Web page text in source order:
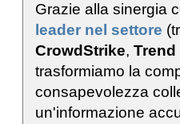
Grazie alla sinergia
leader nel settore
CrowdStrike, Trend
trasformiamo la
consapevolezza
un'informazione